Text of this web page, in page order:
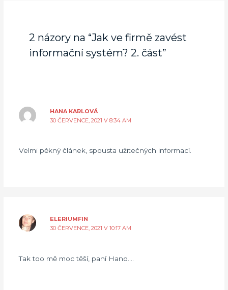
2 názory na “Jak ve firmě zavést
informační systém? 2. část”
HANA KARLOVÁ
30 ČERVENCE, 2021 V 8:34 AM
Velmi pěkný článek, spousta užitečných informací.
ELERIUMFIN
30 ČERVENCE, 2021 V 10:17 AM
Tak too mě moc těší, paní Hano….